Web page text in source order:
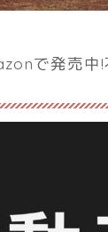
で発売中